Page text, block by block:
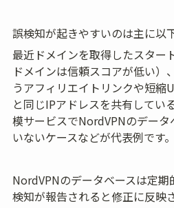
誤検知が起きやすいのは主に以
最近ドメインを取得したスター
ドメインは信頼スコアが低い）
うアフィリエイトリンクや短縮
と同じIPアドレスを共有してい
模サービスでNordVPNのデータ
いないケースなどが代表例です。
NordVPNのデータベースは定
検知が報告されると修正に反映